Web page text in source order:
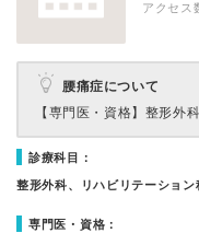
アクセ
腰痛症について
【専門医・資格】 整形外
診療科目：
整形外科、リハビリテーション
専門医・資格：